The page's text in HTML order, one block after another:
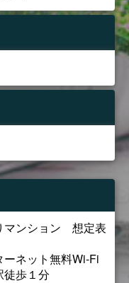
マンション 想定表
ネット無料Wi-Fi
徒歩１分